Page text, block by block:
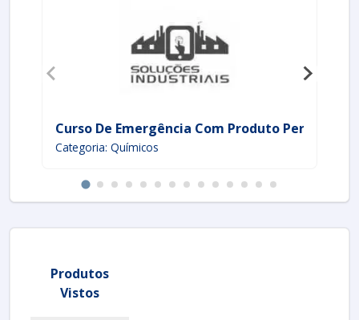
Curso De Emergência Com Produto Perigoso
Categoria: Químicos
Produtos
Vistos